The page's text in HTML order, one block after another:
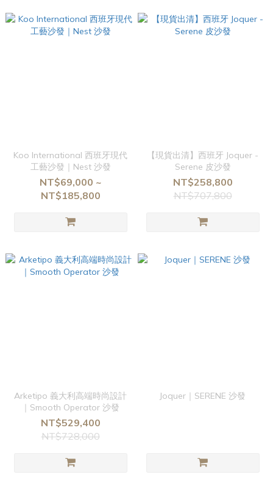
Koo International 西班牙現代
工藝沙發｜Nest 沙發
NT$69,000 ~
NT$185,800
【現貨出清】西班牙 Joquer -
Serene 皮沙發
NT$258,800
NT$707,800
Arketipo 義大利高端時尚設計
｜Smooth Operator 沙發
NT$529,400
NT$728,000
Joquer｜SERENE 沙發